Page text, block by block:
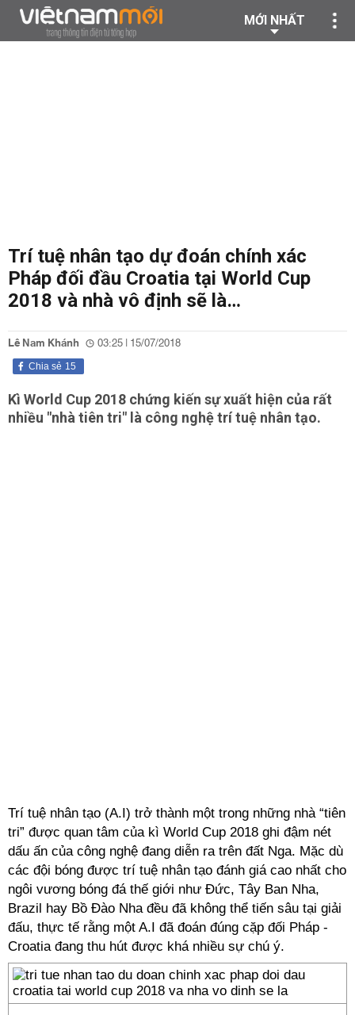
MỚI NHẤT
Trí tuệ nhân tạo dự đoán chính xác
Pháp đối đầu Croatia tại World Cup
2018 và nhà vô định sẽ là…
Lê Nam Khánh 03:25 | 15/07/2018
15
Chia sẻ
Kì World Cup 2018 chứng kiến sự xuất hiện của rất
nhiều "nhà tiên tri" là công nghệ trí tuệ nhân tạo.
Trí tuệ nhân tạo (A.I) trở thành một trong những nhà “tiên
tri” được quan tâm của kì World Cup 2018 ghi đậm nét
dấu ấn của công nghệ đang diễn ra trên đất Nga. Mặc dù
các đội bóng được trí tuệ nhân tạo đánh giá cao nhất cho
ngôi vương bóng đá thế giới như Đức, Tây Ban Nha,
Brazil hay Bồ Đào Nha đều đã không thể tiến sâu tại giải
đấu, thực tế rằng một A.I đã đoán đúng cặp đối Pháp -
Croatia đang thu hút được khá nhiều sự chú ý.